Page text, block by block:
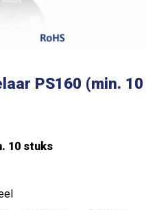
PS160 (min. 10
10 stuks